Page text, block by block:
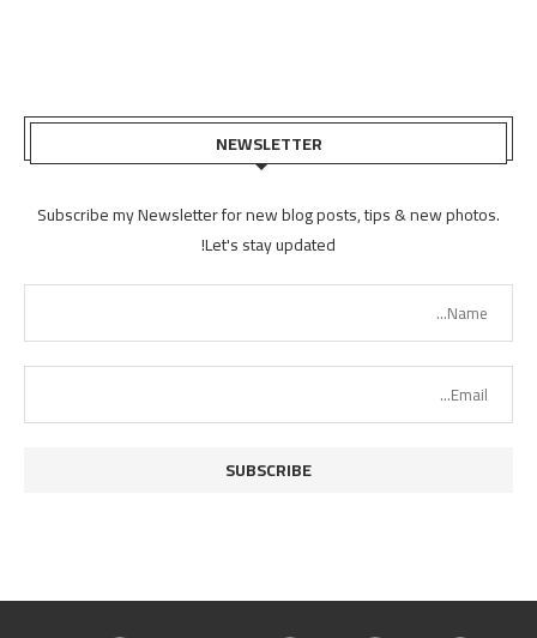
NEWSLETTER
Subscribe my Newsletter for new blog posts, tips & new photos.
Let's stay updated!